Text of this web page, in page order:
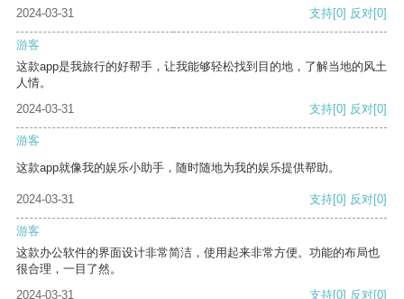
2024-03-31
支持[0] 反对[0]
游客
这款app是我旅行的好帮手，让我能够轻松找到目的地，了解当地的风土
人情。
2024-03-31
支持[0] 反对[0]
游客
这款app就像我的娱乐小助手，随时随地为我的娱乐提供帮助。
2024-03-31 支持[0] 反对[0]
游客
这款办公软件的界面设计非常简洁，使用起来非常方便。功能的布局也
很合理，一目了然。
2024-03-31
支持[0] 反对[0]